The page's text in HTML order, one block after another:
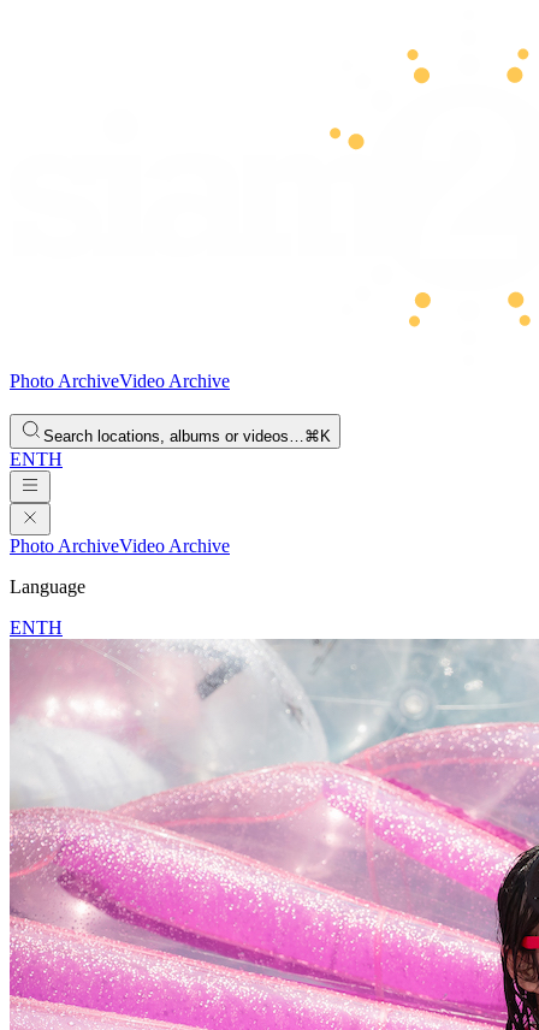
Photo ArchiveVideo Archive
Search locations, albums or videos…⌘K
ENTH
Photo ArchiveVideo Archive
Language
ENTH